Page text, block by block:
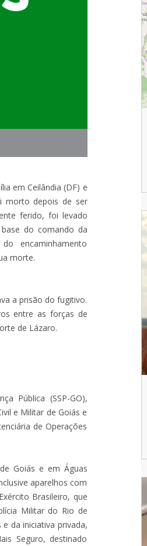
em Ceilândia (DF) e
morto depois de ser
ferido, foi levado
do comando da
encaminhamento
morte.
a prisão do fugitivo.
entre as forças de
de Lázaro.
Pública (SSP-GO),
e Militar de Goiás e
de Operações
Goiás e em Águas
aparelhos com
Brasileiro, que
Militar do Rio de
da iniciativa privada,
Seguro, destinado